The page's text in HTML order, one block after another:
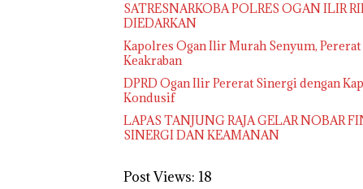
SATRESNARKOBA POLRES OGAN ILIR
DIEDARKAN
Kapolres Ogan Ilir Murah Senyum,
Keakraban
DPRD Ogan Ilir Pererat Sinergi dengan
Kondusif
LAPAS TANJUNG RAJA GELAR NOBAR
SINERGI DAN KEAMANAN
Post Views: 18